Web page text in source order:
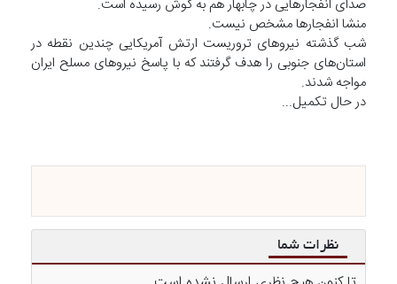
صدای انفجارهایی در چابهار هم به گوش رسیده است.
منشا انفجارها مشخص نیست.
شب گذشته نیروهای تروریست ارتش آمریکایی چندین نقطه در
استان‌های جنوبی را هدف گرفتند که با پاسخ نیروهای مسلح ایران
مواجه شدند.
در حال تکمیل...
نظرات شما